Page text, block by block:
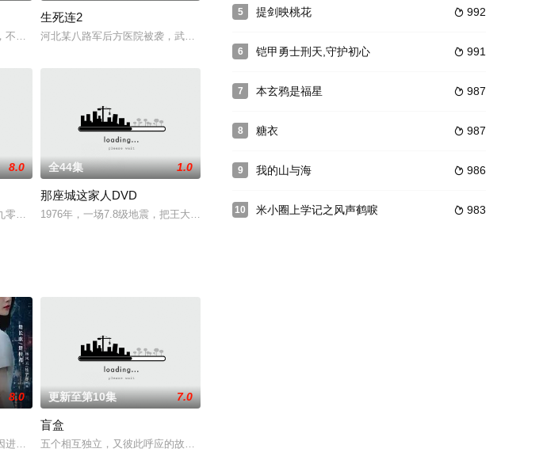
的交际花同居，而且老爷似乎没有回家的打算。这一切都是因为大太太多年无所出。为了让老爷回家，她看上了佃
不知民间疾苦家国大任，只一心沉醉他拿手的木工活。后来，在深明大义的皇后张嫣和来自民间的妃子张宝珠的影响
生死连2
河北某八路军后方医院被袭，武十三拖着病体逃出日军搜索，随后武十三带着原为私人抗日武装的方碧漪等
小姑娘，于巧乐三个从外型、个性、职业、梦想、价值观到衣著品味都截然
。为了更好发展国家建设，中国高层特别派出一批专家搭乘专列前往苏联学习。一伙海外敌特“教主”组织
8.0
零后，自从奇龙爱上美君，大侠拿萌萌爱狗小八做实验，发现它居然会说话，一切都不一样了。小八跟老狗晃悠悠爷
全44集 1.0
那座城这家人DVD
1976年，一场7.8级地震，把王大鸣、林智燕小两口，双双埋在矿医院。六天七夜后，王大鸣获救，醒来得知
诸人共赴冒险奇局。一桩401部队的神秘失踪事件，牵出百年尘封的
科三元及第入翰林院的奇女子。十年前的她被他从死人堆里救出来，蓬头垢面口齿不清。十年后的她才学满腹、冠
8.0
贡的“十二生肖”离奇流血炸裂，惨遭满门流放，楚父以死鸣冤。楚家大小姐楚梓鸢带着滔天恨意，在屠刀落地的瞬
更新至第10集 7.0
盲盒
五个相互独立，又彼此呼应的故事——用一场精心策划的“夏令营”完成复仇的受害者；临终前与遗憾和解的“无
5  992
提剑映桃花
6  991
铠甲勇士刑天,守护初心
7  987
本玄鸦是福星
8  987
糖衣
9  986
我的山与海
10  983
米小圈上学记之风声鹤唳